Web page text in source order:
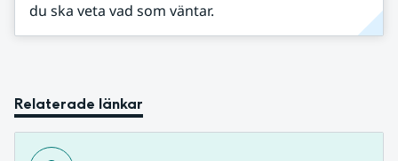
du ska veta vad som väntar.
Relaterade länkar